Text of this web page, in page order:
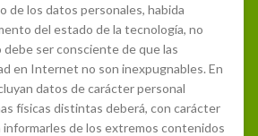
de los datos personales, habida
del estado de la tecnología, no
ser consciente de que las
en Internet no son inexpugnables. En
datos de carácter personal
físicas distintas deberá, con carácter
informarles de los extremos contenidos